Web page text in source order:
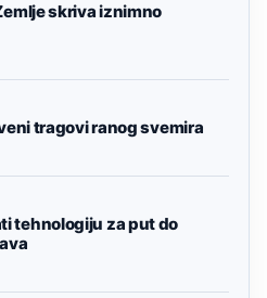
skriva iznimno
tragovi ranog svemira
tehnologiju za put do